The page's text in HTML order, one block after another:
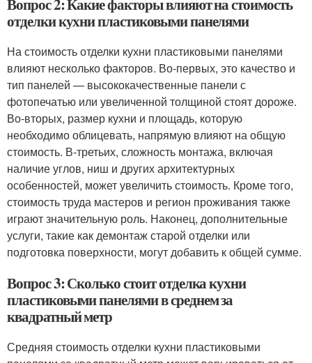
Вопрос 2: Какие факторы влияют на стоимость
отделки кухни пластиковыми панелями
На стоимость отделки кухни пластиковыми панелями
влияют несколько факторов. Во-первых, это качество и
тип панелей — высококачественные панели с
фотопечатью или увеличенной толщиной стоят дороже.
Во-вторых, размер кухни и площадь, которую
необходимо облицевать, напрямую влияют на общую
стоимость. В-третьих, сложность монтажа, включая
наличие углов, ниш и других архитектурных
особенностей, может увеличить стоимость. Кроме того,
стоимость труда мастеров и регион проживания также
играют значительную роль. Наконец, дополнительные
услуги, такие как демонтаж старой отделки или
подготовка поверхности, могут добавить к общей сумме.
Вопрос 3: Сколько стоит отделка кухни
пластиковыми панелями в среднем за
квадратный метр
Средняя стоимость отделки кухни пластиковыми